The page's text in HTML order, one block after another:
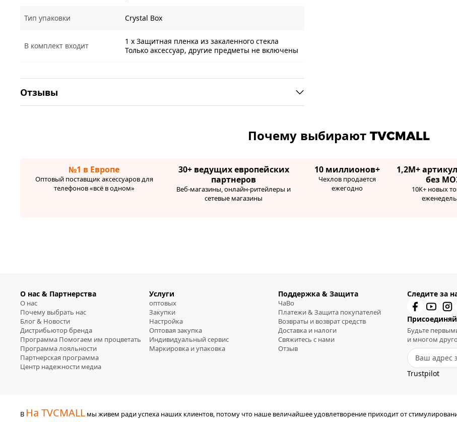
Тип упаковки Crystal Box
В комплект входит
1 x Защитная пленка из закаленного стекла
Только аксессуар, другие предметы не включены
Отзывы
Почему выбирают TVCMALL
№1 в Европе
Оптовый поставщик аксессуаров для
телефонов «всё в одном»
30+ ведущих европейских
партнеров
Веб-магазины, онлайн-ритейлеры и
сетевые магазины
10 миллионов+
Чехлов продается
ежегодно
1,2М+
без
10К+ новых
О нас & Партнерства
О нас
Почему выбрать нас
Блог & Новости
Дистрибьютор бренда
Программа Помогаем им процветать
Программа лояльности
Партнерская программа
Центр надежности медиа
Услуги
оптовых
Закупки
Настройка
Оптовая закупка
Индивидуальный сервис
Маркировка и упаковка
Поддержка & Защита
ЧаВо
Платежи & Защита покупателей
Возвраты и возврат средств
Доставка и налоги
Свяжитесь с нами
Отзыв
Следите за
Будьте
и многом
Trustpilot
В На TVCMALL мы живем ради успеха наших клиентов, потому что наше величайшее удовлетворение приходит от